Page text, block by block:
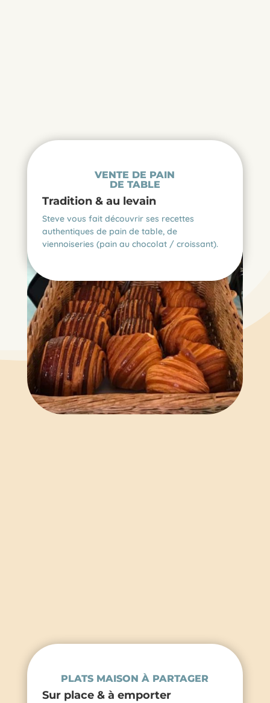
VENTE DE PAIN
DE TABLE
Tradition & au levain
Steve vous fait découvrir ses recettes
authentiques de pain de table, de
viennoiseries (pain au chocolat / croissant).
PLATS MAISON À PARTAGER
Sur place & à emporter